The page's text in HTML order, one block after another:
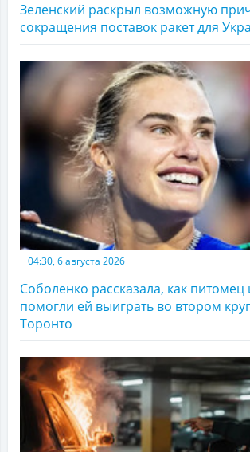
Зеленский раскрыл возможную
сокращения поставок ракет для
04:30, 6 августа 2026
Соболенко рассказала, как
помогли ей выиграть во втором
Торонто